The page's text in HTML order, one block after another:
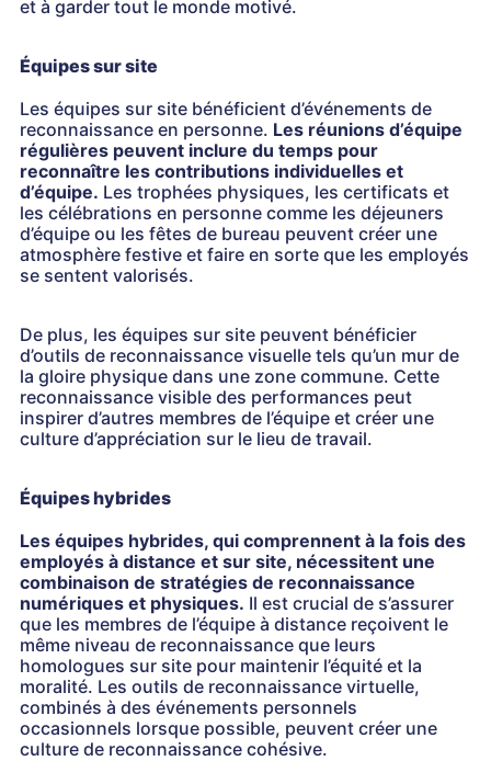
et à garder tout le monde motivé.
Équipes sur site
Les équipes sur site bénéficient d’événements de
reconnaissance en personne. Les réunions d’équipe
régulières peuvent inclure du temps pour
reconnaître les contributions individuelles et
d’équipe. Les trophées physiques, les certificats et
les célébrations en personne comme les déjeuners
d’équipe ou les fêtes de bureau peuvent créer une
atmosphère festive et faire en sorte que les employés
se sentent valorisés.
De plus, les équipes sur site peuvent bénéficier
d’outils de reconnaissance visuelle tels qu’un mur de
la gloire physique dans une zone commune. Cette
reconnaissance visible des performances peut
inspirer d’autres membres de l’équipe et créer une
culture d’appréciation sur le lieu de travail.
Équipes hybrides
Les équipes hybrides, qui comprennent à la fois des
employés à distance et sur site, nécessitent une
combinaison de stratégies de reconnaissance
numériques et physiques. Il est crucial de s’assurer
que les membres de l’équipe à distance reçoivent le
même niveau de reconnaissance que leurs
homologues sur site pour maintenir l’équité et la
moralité. Les outils de reconnaissance virtuelle,
combinés à des événements personnels
occasionnels lorsque possible, peuvent créer une
culture de reconnaissance cohésive.